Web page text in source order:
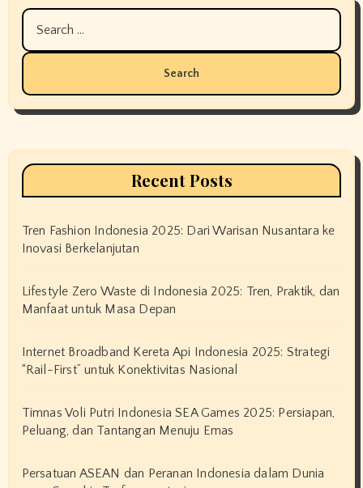
Search
for:
Recent Posts
Tren Fashion Indonesia 2025: Dari Warisan Nusantara ke
Inovasi Berkelanjutan
Lifestyle Zero Waste di Indonesia 2025: Tren, Praktik, dan
Manfaat untuk Masa Depan
Internet Broadband Kereta Api Indonesia 2025: Strategi
“Rail-First” untuk Konektivitas Nasional
Timnas Voli Putri Indonesia SEA Games 2025: Persiapan,
Peluang, dan Tantangan Menuju Emas
Persatuan ASEAN dan Peranan Indonesia dalam Dunia